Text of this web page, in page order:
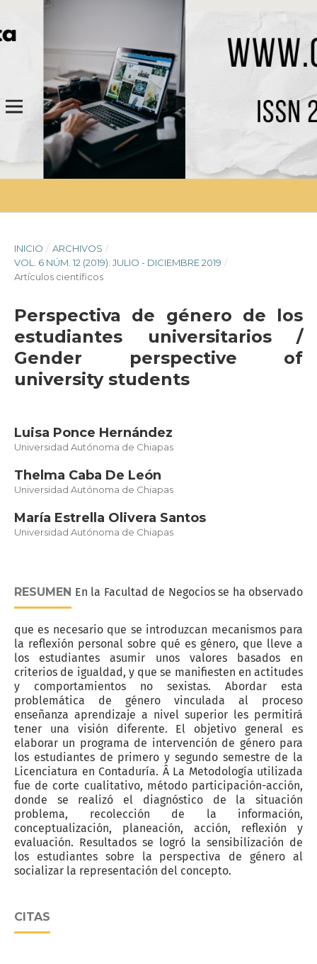
INICIO / ARCHIVOS /
VOL. 6 NÚM. 12 (2019): JULIO - DICIEMBRE 2019 /
Artículos científicos
Perspectiva de género de los
estudiantes universitarios /
Gender perspective of
university students
Luisa Ponce Hernández
Universidad Autónoma de Chiapas
Thelma Caba De León
Universidad Autónoma de Chiapas
María Estrella Olivera Santos
Universidad Autónoma de Chiapas
RESUMEN En la Facultad de Negocios se ha observado
que es necesario que se introduzcan mecanismos para
la reflexión personal sobre qué es género, que lleve a
los estudiantes asumir unos valores basados en
criterios de igualdad, y que se manifiesten en actitudes
y comportamientos no sexistas. Abordar esta
problemática de género vinculada al proceso
enseñanza aprendizaje a nivel superior les permitirá
tener una visión diferente. El objetivo general es
elaborar un programa de intervención de género para
los estudiantes de primero y segundo semestre de la
Licenciatura en Contaduría. Â La Metodología utilizada
fue de corte cualitativo, método participación-acción,
donde se realizó el diagnóstico de la situación
problema, recolección de la información,
conceptualización, planeación, acción, reflexión y
evaluación. Resultados se logró la sensibilización de
los estudiantes sobre la perspectiva de género al
socializar la representación del concepto.
CITAS